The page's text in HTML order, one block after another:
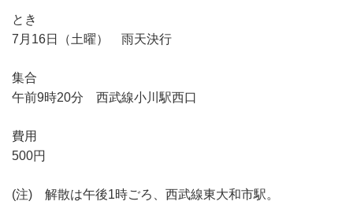
とき
7月16日（土曜） 雨天決行
集合
午前9時20分 西武線小川駅西口
費用
500円
(注) 解散は午後1時ごろ、西武線東大和市駅。